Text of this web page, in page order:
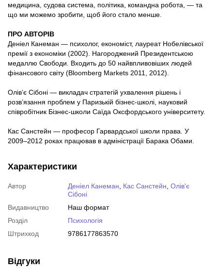
медицина, судова система, політика, командна робота, — та
що ми можемо зробити, щоб його стало менше.
ПРО АВТОРІВ
Деніел Канеман — психолог, економіст, лауреат Нобелівської
премії з економіки (2002). Нагороджений Президентською
медаллю Свободи. Входить до 50 найвпливовіших людей
фінансового світу (Bloomberg Markets 2011, 2012).
Олів’є Сібоні — викладач стратегій ухвалення рішень і
розв’язання проблем у Паризькій бізнес-школі, науковий
співробітник Бізнес-школи Саїда Оксфордського університету.
Кас Санстейн — професор Гарвардської школи права. У
2009–2012 роках працював в адміністрації Барака Обами.
Характеристики
Автор Деніел Канеман Кас Санстейн Олів'є
Сібоні
Видавництво
Наш формат
Розділ
Психологія
Штрихкод
9786177863570
Відгуки